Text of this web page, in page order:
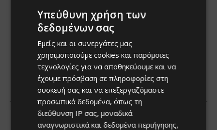
Υπεύθυνη χρήση των
δεδομένων σας
Εμείς και οι συνεργάτες μας
χρησιμοποιούμε cookies και παρόμοιες
τεχνολογίες για να αποθηκεύουμε και να
έχουμε πρόσβαση σε πληροφορίες στη
συσκευή σας και να επεξεργαζόμαστε
προσωπικά δεδομένα, όπως τη
διεύθυνση IP σας, μοναδικά
αναγνωριστικά και δεδομένα περιήγησης,